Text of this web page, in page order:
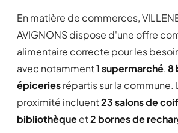
En matière de commerces,
AVIGNONS dispose d'une offre
alimentaire correcte pour les
avec notamment1 supermarché,8
épiceriesrépartis sur la commune.
proximité incluent23 salons de
bibliothèqueet2 bornes de